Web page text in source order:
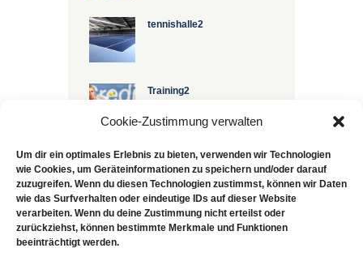
Cookie-Zustimmung verwalten
Um dir ein optimales Erlebnis zu bieten, verwenden wir Technologien
wie Cookies, um Geräteinformationen zu speichern und/oder darauf
zuzugreifen. Wenn du diesen Technologien zustimmst, können wir Daten
wie das Surfverhalten oder eindeutige IDs auf dieser Website
verarbeiten. Wenn du deine Zustimmung nicht erteilst oder
zurückziehst, können bestimmte Merkmale und Funktionen
beeinträchtigt werden.
tennishalle2
Training2
TEXT WIDGET